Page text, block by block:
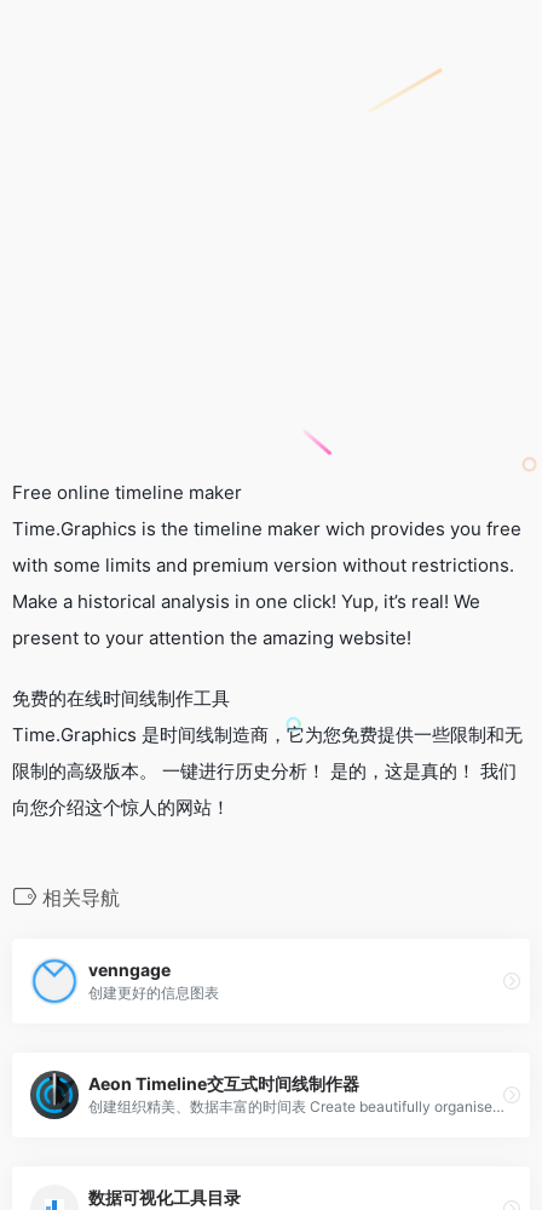
Free online timeline maker
Time.Graphics is the timeline maker wich provides you free
with some limits and premium version without restrictions.
Make a historical analysis in one click! Yup, it’s real! We
present to your attention the amazing website!
免费的在线时间线制作工具
Time.Graphics 是时间线制造商，它为您免费提供一些限制和无
限制的高级版本。 一键进行历史分析！ 是的，这是真的！ 我们
向您介绍这个惊人的网站！
相关导航
venngage
创建更好的信息图表
Aeon Timeline交互式时间线制作器
创建组织精美、数据丰富的时间表 Create beautifully organised, data rich timelines
数据可视化工具目录